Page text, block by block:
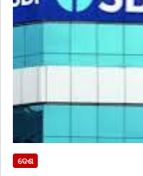
ଦେଶ